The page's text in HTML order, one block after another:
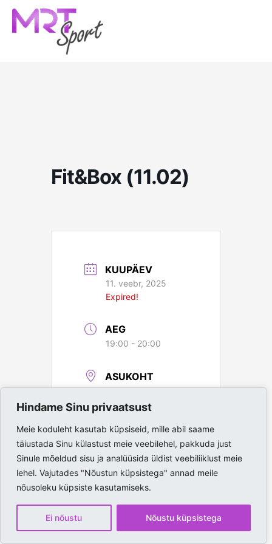
Hindame Sinu privaatsust
Meie koduleht kasutab küpsiseid, mille abil saame
täiustada Sinu külastust meie veebilehel, pakkuda just
Sinule mõeldud sisu ja analüüsida üldist veebiliiklust meie
lehel. Vajutades "Nõustun küpsistega" annad meile
nõusoleku küpsiste kasutamiseks.
Ei nõustu Nõustu küpsistega
content
Fit&Box (11.02)
KUUPÄEV
11. veebr, 2025
Expired!
AEG
19:00 - 20:00
ASUKOHT